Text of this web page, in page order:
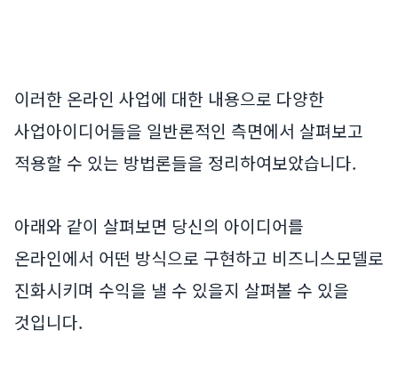
이러한 온라인 사업에 대한 내용으로 다양한
사업아이디어들을 일반론적인 측면에서 살펴보고
적용할 수 있는 방법론들을 정리하여보았습니다.
아래와 같이 살펴보면 당신의 아이디어를
온라인에서 어떤 방식으로 구현하고 비즈니스모델로
진화시키며 수익을 낼 수 있을지 살펴볼 수 있을
것입니다.